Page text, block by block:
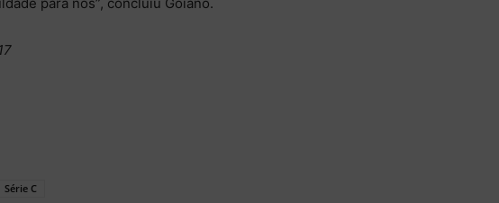
para nós”, concluiu Goiano.
Série C